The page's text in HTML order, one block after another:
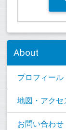
About
プロフィール
地図・アクセ
お問い合わせ